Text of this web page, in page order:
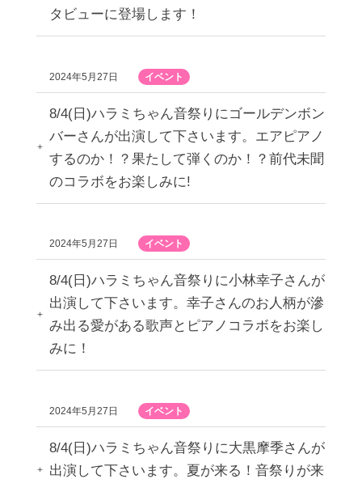
タビューに登場します！
2024年5月27日 イベント
8/4(日)ハラミちゃん音祭りにゴールデンボン
バーさんが出演して下さいます。エアピアノ
するのか！？果たして弾くのか！？前代未聞
のコラボをお楽しみに!
2024年5月27日 イベント
8/4(日)ハラミちゃん音祭りに小林幸子さんが
出演して下さいます。幸子さんのお人柄が滲
み出る愛がある歌声とピアノコラボをお楽し
みに！
2024年5月27日 イベント
8/4(日)ハラミちゃん音祭りに大黒摩季さんが
出演して下さいます。夏が来る！音祭りが来